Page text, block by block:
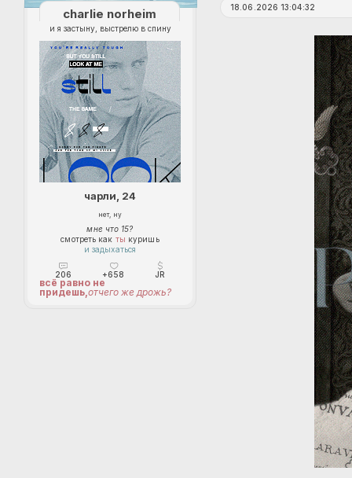
18.06.2026 13:04:32
charlie norheim
и я застыну, выстрелю в спину
чарли, 24
нет, ну
мне что 15?
смотреть как ты куришь
и задыхаться
206 +658 JR
всё равно не
придешь, отчего же дрожь?